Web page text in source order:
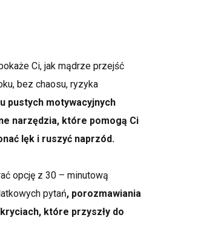
Ci, jak mądrze przejść
bez chaosu, ryzyka
pustych motywacyjnych
narzędzia, które pomogą Ci
lęk i ruszyć naprzód.
opcję z 30 – minutową
pytań, porozmawiania
które przyszły do